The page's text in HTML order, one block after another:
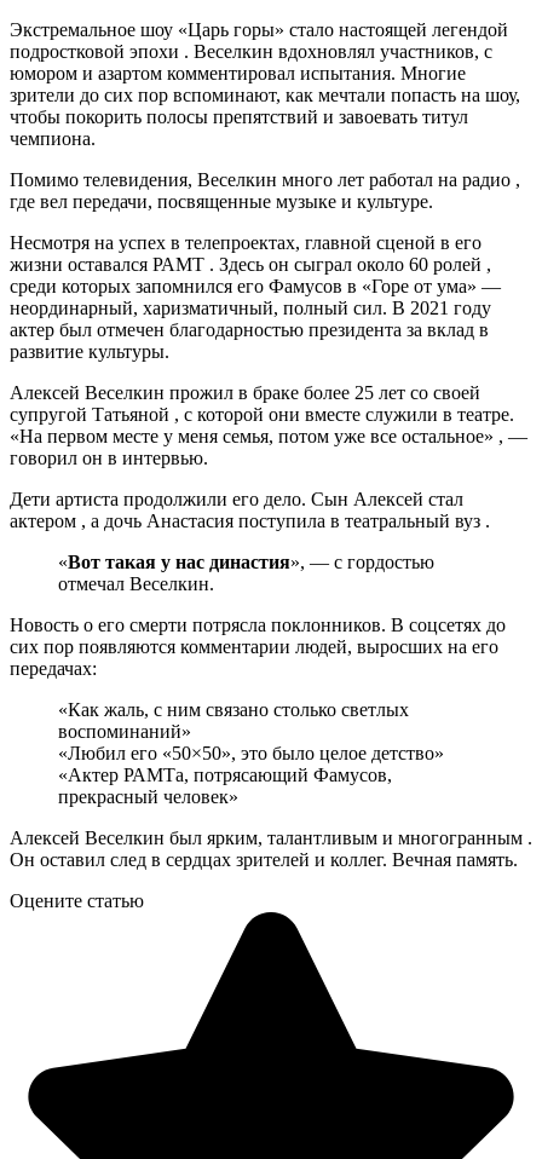
Экстремальное шоу «Царь горы» стало настоящей легендой
подростковой эпохи . Веселкин вдохновлял участников, с
юмором и азартом комментировал испытания. Многие
зрители до сих пор вспоминают, как мечтали попасть на шоу,
чтобы покорить полосы препятствий и завоевать титул
чемпиона.
Помимо телевидения, Веселкин много лет работал на радио ,
где вел передачи, посвященные музыке и культуре.
Несмотря на успех в телепроектах, главной сценой в его
жизни оставался РАМТ . Здесь он сыграл около 60 ролей ,
среди которых запомнился его Фамусов в «Горе от ума» —
неординарный, харизматичный, полный сил. В 2021 году
актер был отмечен благодарностью президента за вклад в
развитие культуры.
Алексей Веселкин прожил в браке более 25 лет со своей
супругой Татьяной , с которой они вместе служили в театре.
«На первом месте у меня семья, потом уже все остальное» , —
говорил он в интервью.
Дети артиста продолжили его дело. Сын Алексей стал
актером , а дочь Анастасия поступила в театральный вуз .
«Вот такая у нас династия», — с гордостью
отмечал Веселкин.
Новость о его смерти потрясла поклонников. В соцсетях до
сих пор появляются комментарии людей, выросших на его
передачах:
«Как жаль, с ним связано столько светлых
воспоминаний»
«Любил его «50×50», это было целое детство»
«Актер РАМТа, потрясающий Фамусов,
прекрасный человек»
Алексей Веселкин был ярким, талантливым и многогранным .
Он оставил след в сердцах зрителей и коллег. Вечная память.
Оцените статью